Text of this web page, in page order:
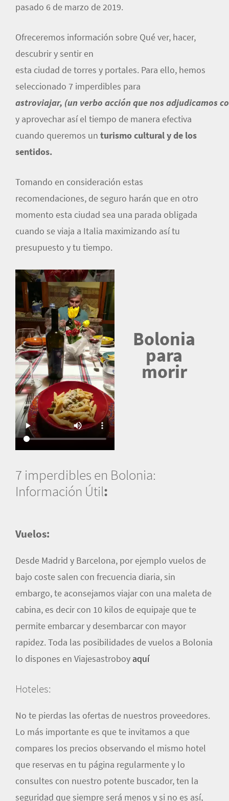
pasado 6 de marzo de 2019.
Ofreceremos información sobre Qué ver, hacer,
descubrir y sentir en
esta ciudad de torres y portales. Para ello, hemos
seleccionado 7 imperdibles para
astroviajar, (un verbo acción que nos adjudicamos
y aprovechar así el tiempo de manera efectiva
cuando queremos un turismo cultural y de los
sentidos.
Tomando en consideración estas
recomendaciones, de seguro harán que en otro
momento esta ciudad sea una parada obligada
cuando se viaja a Italia maximizando así tu
presupuesto y tu tiempo.
Bolonia
para
morir
7 imperdibles en Bolonia:
Información Útil:
Vuelos:
Desde Madrid y Barcelona, por ejemplo vuelos de
bajo coste salen con frecuencia diaria, sin
embargo, te aconsejamos viajar con una maleta de
cabina, es decir con 10 kilos de equipaje que te
permite embarcar y desembarcar con mayor
rapidez. Toda las posibilidades de vuelos a Bolonia
lo dispones en Viajesastroboy aquí
Hoteles:
No te pierdas las ofertas de nuestros proveedores.
Lo más importante es que te invitamos a que
compares los precios observando el mismo hotel
que reservas en tu página regularmente y lo
consultes con nuestro potente buscador, ten la
seguridad que siempre será menos y si no es así,